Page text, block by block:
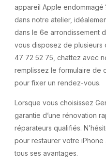
appareil Apple
dans notre atelier,
dans le 6e arrondissement
vous disposez de plusieurs
47 72 52 75, chattez avec
remplissez le formulaire de
pour fixer un rendez-vous.
Lorsque vous choisissez
garantie d’une rénovation
réparateurs qualifiés.
pour restaurer votre
tous ses avantages.